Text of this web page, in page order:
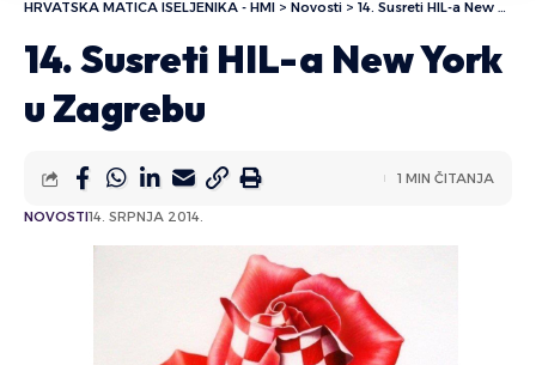
HRVATSKA MATICA ISELJENIKA - HMI > Novosti > 14. Susreti HIL-a New York u Zagrebu
14. Susreti HIL-a New York
u Zagrebu
NOVOSTI14. SRPNJA 2014.
1 MIN ČITANJA